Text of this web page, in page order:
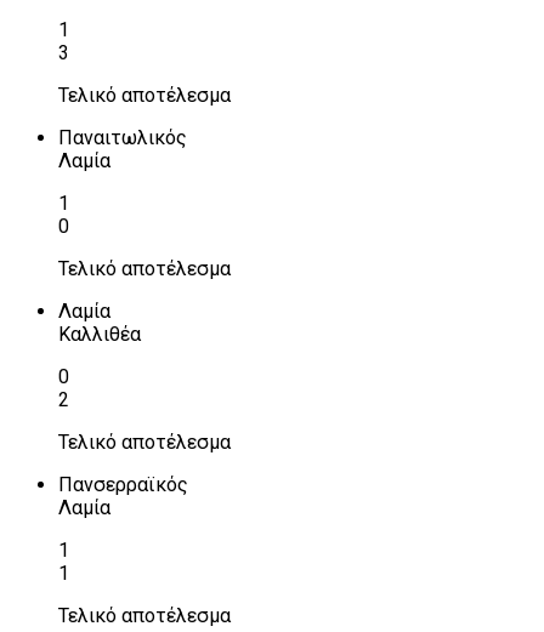
1
3
Τελικό αποτέλεσμα
Παναιτωλικός
Λαμία
1
0
Τελικό αποτέλεσμα
Λαμία
Καλλιθέα
0
2
Τελικό αποτέλεσμα
Πανσερραϊκός
Λαμία
1
1
Τελικό αποτέλεσμα